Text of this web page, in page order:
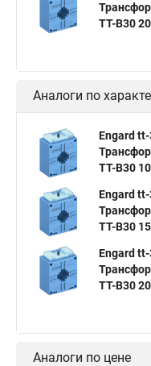
ТТ-В30
Аналоги по
Engard
ТТ-В30
Engard
ТТ-В30
Engard
ТТ-В30
Аналоги по цене